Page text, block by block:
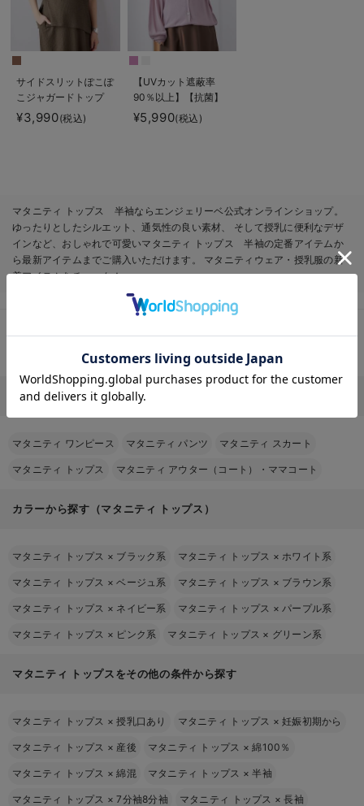
サイドスリットぽこぽ
こジャガードトップ
ス マタニティ・授乳
服【出産後も長く着ら
¥3,990(税込)
【UVカット遮蔽率
90％以上】【抗菌】
【接触冷感】前後２
WAYカーディガン
¥5,990(税込)
マタニティ トップス 半袖ならエンジェリーベ公式オンラインショップ。
ゆったりとしたシルエット、通気性の良い素材、 そして授乳に便利なデザ
インなど、おしゃれで可愛いマタニティ トップス 半袖の定番アイテムか
ら最新アイテムまでご購入いただけます。 マタニティウェア・授乳服の新
着アイテムをチェック！
マタニティ関連のその他カテゴリから探す
マタニティ ワンピース マタニティ パンツ マタニティ スカート
マタニティ トップス マタニティ アウター（コート）・ママコート
カラーから探す（マタニティ トップス）
マタニティ トップス × ブラック系 マタニティ トップス × ホワイト系
マタニティ トップス ×ベージュ系 マタニティ トップス × ブラウン系
マタニティ トップス × ネイビー系 マタニティ トップス × パープル系
マタニティ トップス × ピンク系 マタニティ トップス × グリーン系
マタニティ トップスをその他の条件から探す
マタニティ トップス ×授乳口あり マタニティ トップス ×妊娠初期から
マタニティ トップス × 産後 マタニティ トップス ×綿100％
マタニティ トップス ×綿混 マタニティ トップス ×半袖
マタニティ トップス ×7分袖8分袖 マタニティ トップス ×長袖
お気に入り商品を確認する